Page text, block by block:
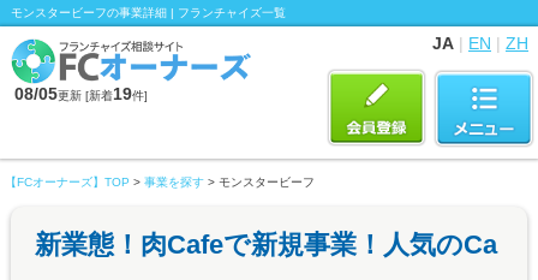
モンスタービーフの事業詳細 | フランチャイズ一覧
08/05更新 [新着19件]
JA | EN | ZH
【FCオーナーズ】TOP >事業を探す> モンスタービーフ
新業態！肉Cafeで新規事業！人気のCa